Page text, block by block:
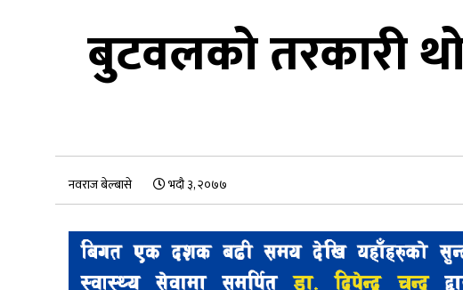
बुटवलको तरकारी
नवराज बेल्बासे भदौ ३, २०७७